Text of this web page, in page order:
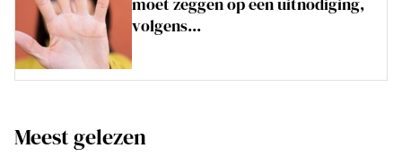
volgens...
Meest gelezen